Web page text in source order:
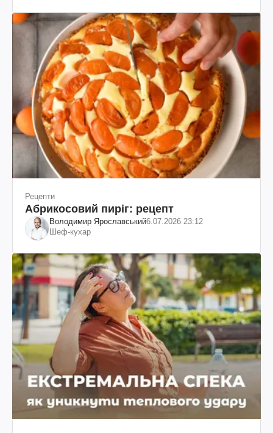
Рецепти
Абрикосовий пиріг: рецепт
Володимир Ярославський6.07.2026 23:12
Шеф-кухар